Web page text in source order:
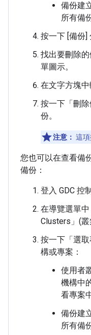
備份建
所有備
按一下 [備份]
找出要刪除
單圖示。
在文字方塊中
按一下「刪除
份。
注意： 這項
您也可以在查看備
備份：
登入 GDC 控
在導覽選單
Clusters」(
按一下「選取
構或專案：
使用者
機構中
看專案
備份建
所有備